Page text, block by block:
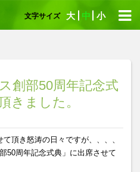
文字サイズ 大 中 小
創部50周年記念式
きました。
頂き怒涛の日々ですが、、、、
50周年記念式典」に出席させて